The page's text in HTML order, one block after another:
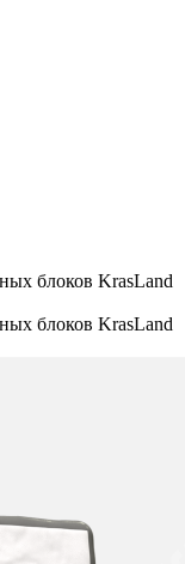
блоков KrasLand
блоков KrasLand